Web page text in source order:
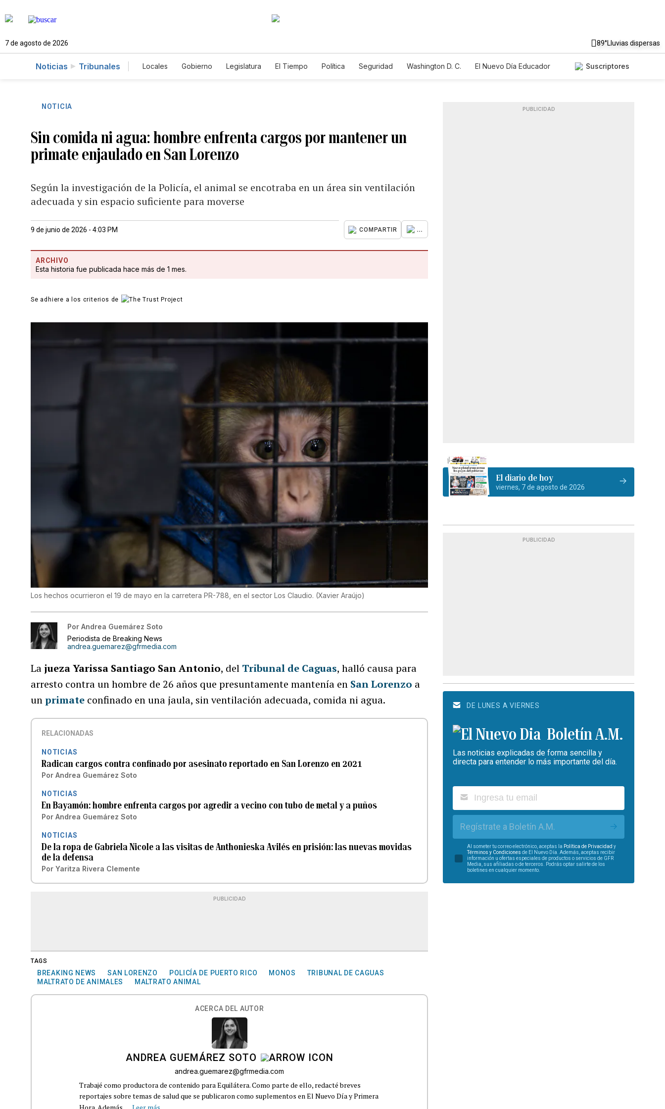
7 de agosto de 2026 89°Lluvias dispersas
Noticias Tribunales Locales Gobierno Legislatura El Tiempo Política Seguridad Washington D. C.
El Nuevo Día Educador
Suscriptores
NOTICIA
Sin comida ni agua: hombre enfrenta cargos por mantener un
primate enjaulado en San Lorenzo
Según la investigación de la Policía, el animal se encotraba en un área sin ventilación
adecuada y sin espacio suficiente para moverse
9 de junio de 2026 - 4:03 PM COMPARTIR ...
ARCHIVO
Esta historia fue publicada hace más de 1 mes.
Se adhiere a los criterios de
Los hechos ocurrieron el 19 de mayo en la carretera PR-788, en el sector Los Claudio. (Xavier Araújo)
Por Andrea Guemárez Soto
Periodista de Breaking News
andrea.guemarez@gfrmedia.com
La jueza Yarissa Santiago San Antonio, del Tribunal de Caguas, halló causa para
arresto contra un hombre de 26 años que presuntamente mantenía en San Lorenzo a
unprimate confinado en una jaula, sin ventilación adecuada, comida ni agua.
RELACIONADAS
NOTICIAS
Radican cargos contra confinado por asesinato reportado en San Lorenzo en 2021
Por Andrea Guemárez Soto
NOTICIAS
En Bayamón: hombre enfrenta cargos por agredir a vecino con tubo de metal y a puños
Por Andrea Guemárez Soto
NOTICIAS
De la ropa de Gabriela Nicole a las visitas de Anthonieska Avilés en prisión: las nuevas movidas
de la defensa
Por Yaritza Rivera Clemente
PUBLICIDAD
TAGS
BREAKING NEWS SAN LORENZO POLICÍA DE PUERTO RICO MONOS
TRIBUNAL DE CAGUAS
MALTRATO DE ANIMALES
MALTRATO ANIMAL
ACERCA DEL AUTOR
ANDREA GUEMÁREZ SOTO
andrea.guemarez@gfrmedia.com
Trabajé como productora de contenido para Equilátera. Como parte de ello, redacté breves
reportajes sobre temas de salud que se publicaron como suplementos en El Nuevo Día y Primera
Hora. Además,...
Leer más
PUBLICIDAD
El diario de hoy
viernes, 7 de agosto de 2026
PUBLICIDAD
DE LUNES A VIERNES
Boletín A.M.
Las noticias explicadas de forma sencilla y
directa para entender lo más importante del día.
Regístrate a Boletín A.M.
Al someter tu correo electrónico, aceptas la Política de Privacidad y
Términos y Condiciones de El Nuevo Día. Además, aceptas recibir
información u ofertas especiales de productos o servicios de GFR
Media, sus afiliadas o de terceros. Podrás optar salirte de los
boletines en cualquier momento.